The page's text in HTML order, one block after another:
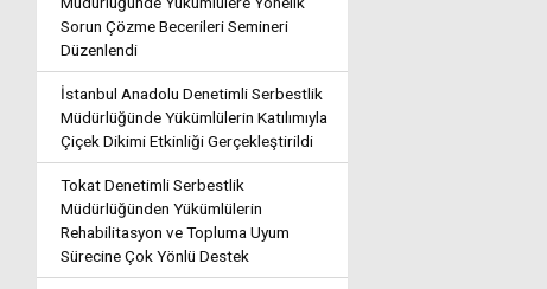
Sorun Çözme Becerileri Semineri
Düzenlendi
İstanbul Anadolu Denetimli Serbestlik
Müdürlüğünde Yükümlülerin Katılımıyla
Çiçek Dikimi Etkinliği Gerçekleştirildi
Tokat Denetimli Serbestlik
Müdürlüğünden Yükümlülerin
Rehabilitasyon ve Topluma Uyum
Sürecine Çok Yönlü Destek